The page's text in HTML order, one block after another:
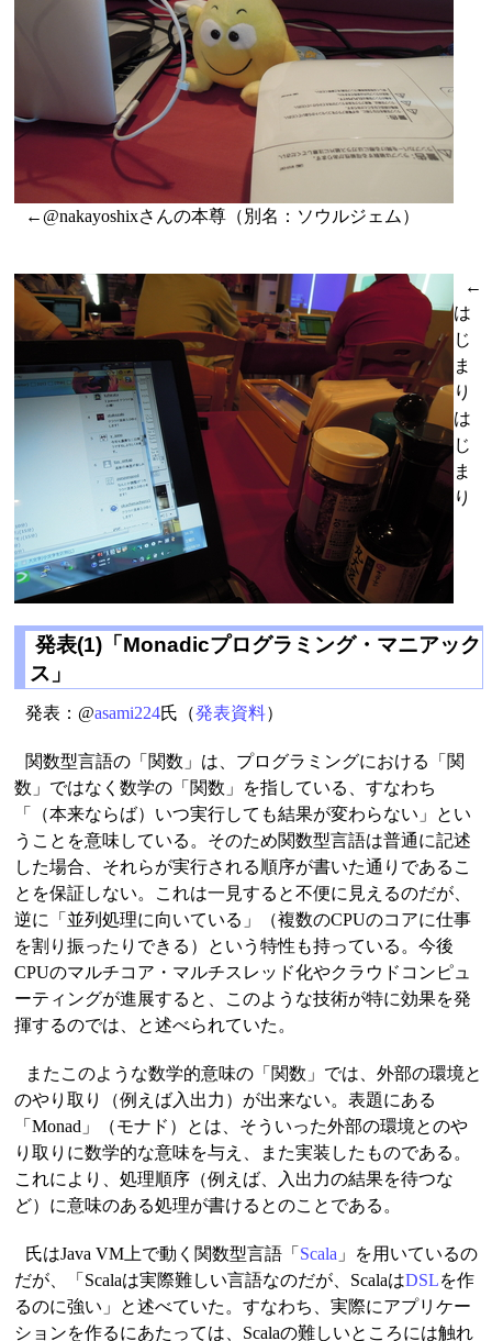
←@nakayoshixさんの本尊（別名：ソウルジェム）
←
は
じ
ま
り
は
じ
ま
り
発表(1)「Monadicプログラミング・マニアック
ス」
発表：@asami224氏（発表資料）
関数型言語の「関数」は、プログラミングにおける「関
数」ではなく数学の「関数」を指している、すなわち
「（本来ならば）いつ実行しても結果が変わらない」とい
うことを意味している。そのため関数型言語は普通に記述
した場合、それらが実行される順序が書いた通りであるこ
とを保証しない。これは一見すると不便に見えるのだが、
逆に「並列処理に向いている」（複数のCPUのコアに仕事
を割り振ったりできる）という特性も持っている。今後
CPUのマルチコア・マルチスレッド化やクラウドコンピュ
ーティングが進展すると、このような技術が特に効果を発
揮するのでは、と述べられていた。
またこのような数学的意味の「関数」では、外部の環境と
のやり取り（例えば入出力）が出来ない。表題にある
「Monad」（モナド）とは、そういった外部の環境とのや
り取りに数学的な意味を与え、また実装したものである。
これにより、処理順序（例えば、入出力の結果を待つな
ど）に意味のある処理が書けるとのことである。
氏はJava VM上で動く関数型言語「 Scala 」を用いているの
だが、「Scalaは実際難しい言語なのだが、ScalaはDSLを作
るのに強い」と述べていた。すなわち、実際にアプリケー
ションを作るにあたっては、Scalaの難しいところには触れ